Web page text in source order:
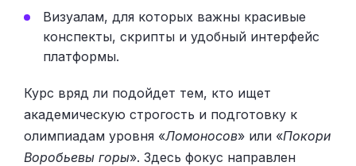
Визуалам, для которых важны красивые
конспекты, скрипты и удобный интерфейс
платформы.
Курс вряд ли подойдет тем, кто ищет
академическую строгость и подготовку к
олимпиадам уровня «Ломоносов» или «Покори
Воробьевы горы». Здесь фокус направлен